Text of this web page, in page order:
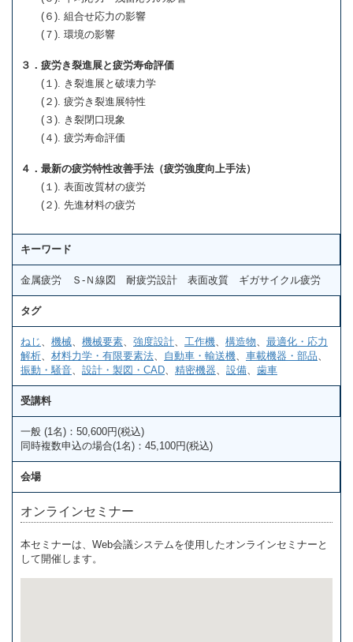
(６). 組合せ応力の影響
(７). 環境の影響
３．疲労き裂進展と疲労寿命評価
(１). き裂進展と破壊力学
(２). 疲労き裂進展特性
(３). き裂閉口現象
(４). 疲労寿命評価
４．最新の疲労特性改善手法（疲労強度向上手法）
(１). 表面改質材の疲労
(２). 先進材料の疲労
キーワード
金属疲労 Ｓ-Ｎ線図 耐疲労設計 表面改質 ギガサイクル疲労
タグ
ねじ 機械 機械要素 強度設計 工作機 構造物
最適化・応力
解析
材料力学・有限要素法 自動車・輸送機 車載機器・部品
振動・騒音
設計・製図・CAD 精密機器 設備 歯車
受講料
一般 (1名)：50,600円(税込)
同時複数申込の場合(1名)：45,100円(税込)
会場
オンラインセミナー
本セミナーは、Web会議システムを使用したオンラインセミナーと
して開催します。